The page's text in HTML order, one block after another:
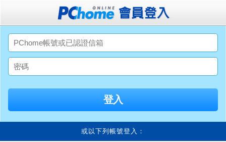
或以下列帳號登入：